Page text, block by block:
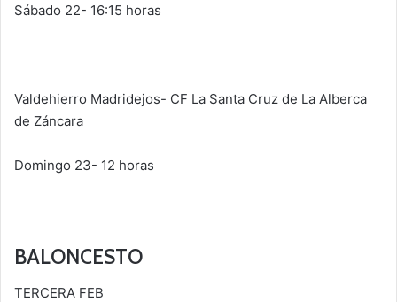
Sábado 22- 16:15 horas
Valdehierro Madridejos- CF La Santa Cruz de La Alberca
de Záncara
Domingo 23- 12 horas
BALONCESTO
TERCERA FEB